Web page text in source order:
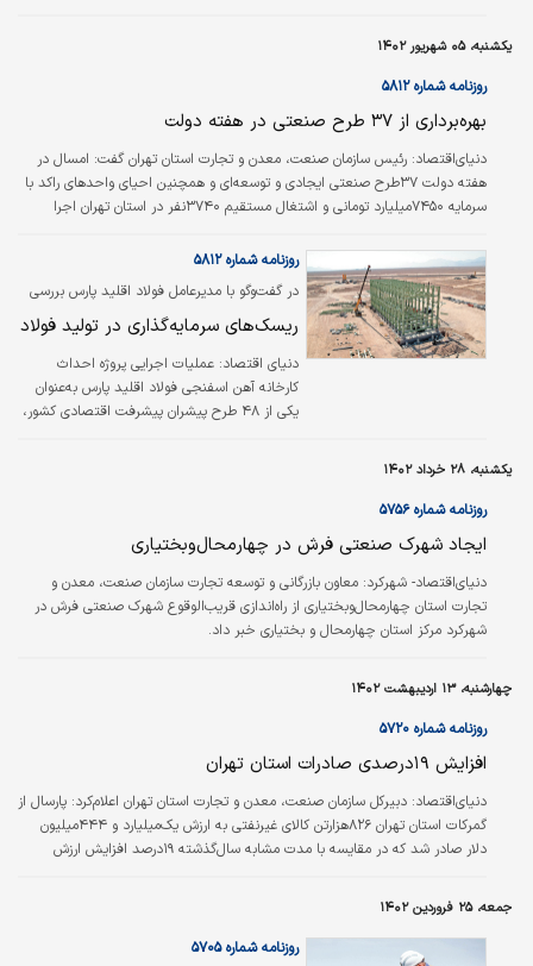
قرار است شهرک صنعتی پوشاک در محور اتوبان قم ساخته شود و جانمایی هم شده
است. وی افزود: البته محل ساخت این شهرک مشکلاتی دارد. بهتر است این شهرک
در همان محل یا نزدیک آن ساخته شود، چرا که نزدیکی به فرودگاه و محور تهران-قم
یکشنبه، ۰۵ شهریور ۱۴۰۲
روزنامه شماره ۵۸۱۲
بهره‌‌‌برداری از ۳۷ طرح صنعتی در هفته دولت
دنیای‌اقتصاد: رئیس سازمان صنعت، معدن و تجارت استان تهران گفت: امسال در
هفته دولت ۳۷طرح صنعتی ایجادی و توسعه‌‌‌ای و همچنین احیای واحدهای راکد با
سرمایه ۷۴۵۰میلیارد تومانی و اشتغال مستقیم ۳۷۴۰نفر در استان تهران اجرا
در گفت‏‏‌وگو با مدیرعامل فولاد اقلید پارس بررسی
روزنامه شماره ۵۸۱۲
ریسک‏‏‌های سرمایه‌گذاری در تولید فولاد
دنیای اقتصاد: عملیات اجرایی پروژه احداث
کارخانه آهن اسفنجی فولاد اقلید پارس به‌‌‌عنوان
یکی از ۴۸ طرح پیشران پیشرفت اقتصادی کشور،
یکشنبه، ۲۸ خرداد ۱۴۰۲
روزنامه شماره ۵۷۵۶
ایجاد شهرک صنعتی فرش در چهارمحال‌وبختیاری
دنیای‌اقتصاد- شهرکرد: معاون بازرگانی و توسعه تجارت سازمان صنعت، معدن و
تجارت استان چهارمحال‌وبختیاری از راه‌‌‌اندازی قریب‌الوقوع شهرک صنعتی فرش در
شهرکرد مرکز استان چهارمحال و بختیاری خبر داد.
چهارشنبه، ۱۳ اردیبهشت ۱۴۰۲
روزنامه شماره ۵۷۲۰
افزایش ۱۹‌درصدی صادرات استان تهران
دنیای‌اقتصاد: دبیرکل سازمان صنعت، معدن و تجارت استان تهران اعلام‌‌‌‌‌‌‌‌‌کرد: پارسال از
گمرکات استان تهران ۸۲۶‌هزار‌تن کالای غیرنفتی به ارزش یک‌میلیارد و ۴۴۴‌میلیون
دلار صادر شد که در مقایسه با مدت مشابه سال‌گذشته ۱۹‌درصد افزایش ارزش
داشته است.
جمعه، ۲۵ فروردین ۱۴۰۲
روزنامه شماره ۵۷۰۵